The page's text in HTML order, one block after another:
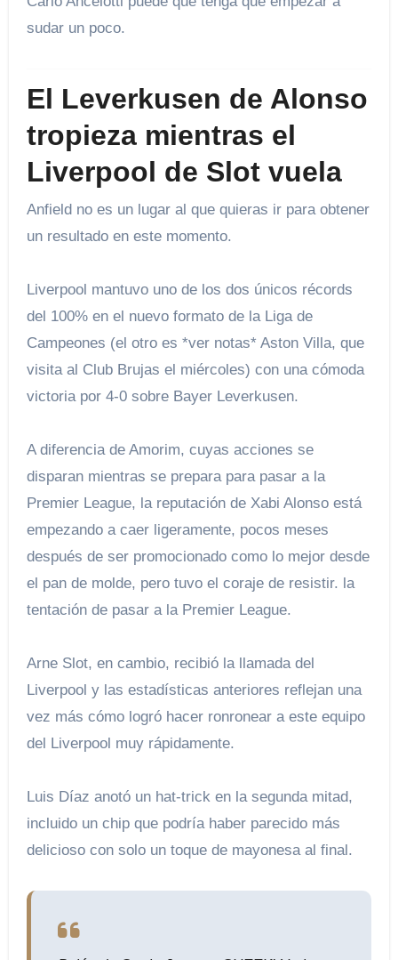
sudar un poco.
El Leverkusen de Alonso
tropieza mientras el
Liverpool de Slot vuela
Anfield no es un lugar al que quieras ir para obtener
un resultado en este momento.
Liverpool mantuvo uno de los dos únicos récords
del 100% en el nuevo formato de la Liga de
Campeones (el otro es *ver notas* Aston Villa, que
visita al Club Brujas el miércoles) con una cómoda
victoria por 4-0 sobre Bayer Leverkusen.
A diferencia de Amorim, cuyas acciones se
disparan mientras se prepara para pasar a la
Premier League, la reputación de Xabi Alonso está
empezando a caer ligeramente, pocos meses
después de ser promocionado como lo mejor desde
el pan de molde, pero tuvo el coraje de resistir. la
tentación de pasar a la Premier League.
Arne Slot, en cambio, recibió la llamada del
Liverpool y las estadísticas anteriores reflejan una
vez más cómo logró hacer ronronear a este equipo
del Liverpool muy rápidamente.
Luis Díaz anotó un hat-trick en la segunda mitad,
incluido un chip que podría haber parecido más
delicioso con solo un toque de mayonesa al final.